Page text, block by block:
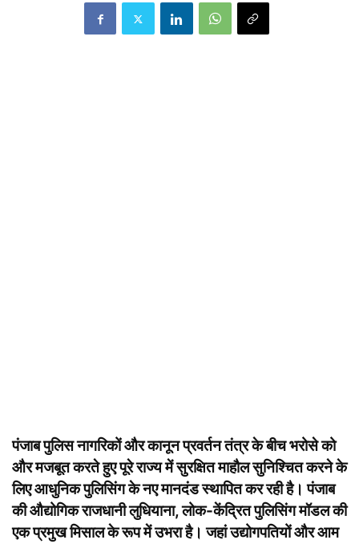
पंजाब पुलिस नागरिकों और कानून प्रवर्तन तंत्र के बीच भरोसे को
और मजबूत करते हुए पूरे राज्य में सुरक्षित माहौल सुनिश्चित करने के
लिए आधुनिक पुलिसिंग के नए मानदंड स्थापित कर रही है। पंजाब
की औद्योगिक राजधानी लुधियाना, लोक-केंद्रित पुलिसिंग मॉडल की
एक प्रमुख मिसाल के रूप में उभरा है। जहां उद्योगपतियों और आम